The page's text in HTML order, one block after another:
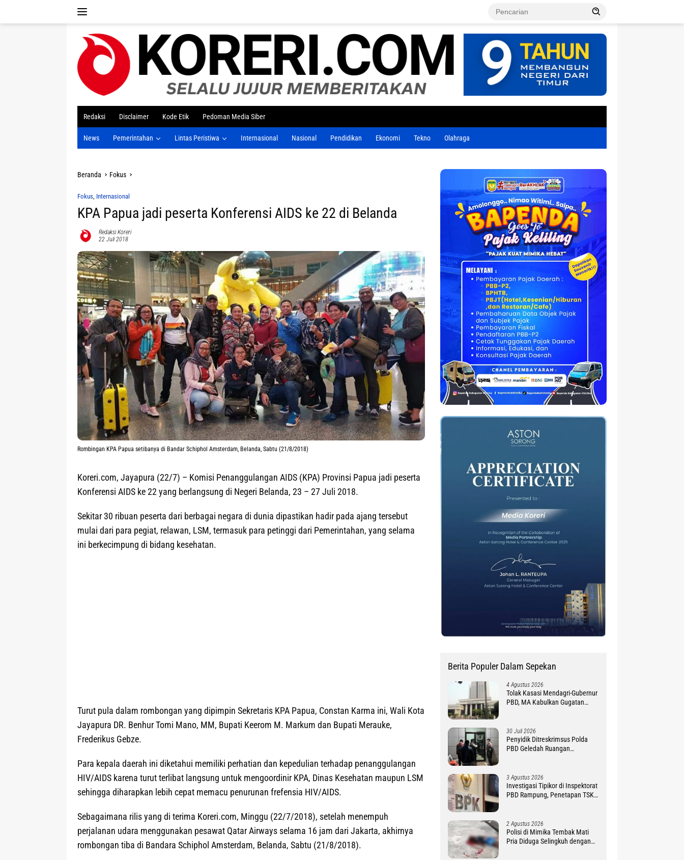
Redaksi Disclaimer Kode Etik Pedoman Media Siber
News Pemerintahan Lintas Peristiwa Internasional Nasional Pendidikan Ekonomi Tekno Olahraga
Beranda Fokus
Fokus Internasional
KPA Papua jadi peserta Konferensi AIDS ke 22 di Belanda
Redaksi Koreri
22 Juli 2018
Rombingan KPA Papua setibanya di Bandar Schiphol Amsterdam, Belanda, Sabtu (21/8/2018)
Koreri.com, Jayapura (22/7) – Komisi Penanggulangan AIDS (KPA) Provinsi Papua jadi peserta
Konferensi AIDS ke 22 yang berlangsung di Negeri Belanda, 23 – 27 Juli 2018.
Sekitar 30 ribuan peserta dari berbagai negara di dunia dipastikan hadir pada ajang tersebut
mulai dari para pegiat, relawan, LSM, termasuk para petinggi dari Pemerintahan, yang selama
ini berkecimpung di bidang kesehatan.
Turut pula dalam rombongan yang dipimpin Sekretaris KPA Papua, Constan Karma ini, Wali Kota
Jayapura DR. Benhur Tomi Mano, MM, Bupati Keerom M. Markum dan Bupati Merauke,
Frederikus Gebze.
Para kepala daerah ini diketahui memiliki perhatian dan kepedulian terhadap penanggulangan
HIV/AIDS karena turut terlibat langsung untuk mengoordinir KPA, Dinas Kesehatan maupun LSM
sehingga diharapkan lebih cepat memacu penurunan frefensia HIV/AIDS.
Sebagaimana rilis yang di terima Koreri.com, Minggu (22/7/2018), setelah menempuh
perjalanan udara menggunakan pesawat Qatar Airways selama 16 jam dari Jakarta, akhirnya
rombongan tiba di Bandara Schiphol Amsterdam, Belanda, Sabtu (21/8/2018).
Berita Populer Dalam Sepekan
4 Agustus 2026
Tolak Kasasi Mendagri-Gubernur
PBD, MA Kabulkan Gugatan
30 Juli 2026
Penyidik Ditreskrimsus Polda
PBD Geledah Ruangan
3 Agustus 2026
Investigasi Tipikor di Inspektorat
PBD Rampung, Penetapan TSK
2 Agustus 2026
Polisi di Mimika Tembak Mati
Pria Diduga Selingkuh dengan